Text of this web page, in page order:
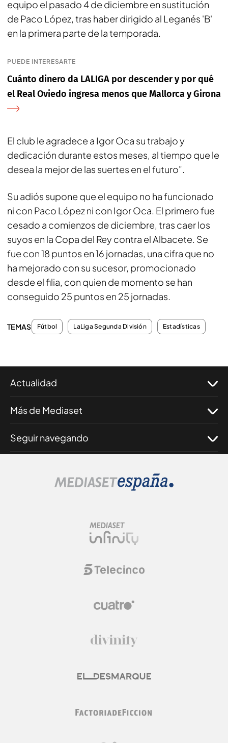
equipo el pasado 4 de diciembre en sustitución
de Paco López, tras haber dirigido al Leganés 'B'
en la primera parte de la temporada.
PUEDE INTERESARTE
Cuánto dinero da LALIGA por descender y por qué
el Real Oviedo ingresa menos que Mallorca y Girona
El club le agradece a Igor Oca su trabajo y
dedicación durante estos meses, al tiempo que le
desea la mejor de las suertes en el futuro".
Su adiós supone que el equipo no ha funcionado
ni con Paco López ni con Igor Oca. El primero fue
cesado a comienzos de diciembre, tras caer los
suyos en la Copa del Rey contra el Albacete. Se
fue con 18 puntos en 16 jornadas, una cifra que no
ha mejorado con su sucesor, promocionado
desde el filia, con quien de momento se han
conseguido 25 puntos en 25 jornadas.
TEMAS Fútbol LaLiga Segunda División Estadísticas
Actualidad
Más de Mediaset
Seguir navegando